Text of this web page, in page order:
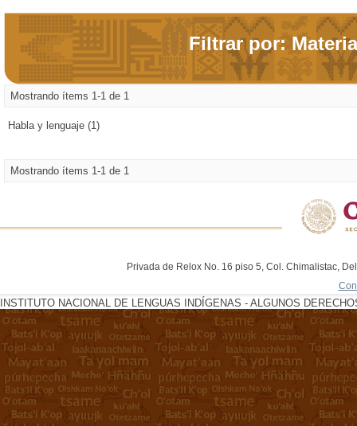
Filtrar por: Materia
Mostrando ítems 1-1 de 1
Habla y lenguaje (1)
Mostrando ítems 1-1 de 1
Privada de Relox No. 16 piso 5, Col. Chimalistac,
INSTITUTO NACIONAL DE LENGUAS INDÍGENAS - ALGUNOS